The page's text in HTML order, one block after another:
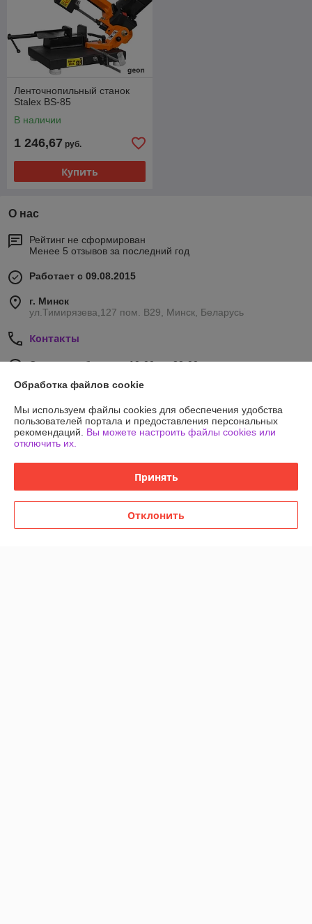
Ленточнопильный станок
Stalex BS-85
В наличии
1 246,67 руб.
Купить
О нас
Рейтинг не сформирован
Менее 5 отзывов за последний год
Работает с 09.08.2015
г. Минск
ул.Тимирязева,127 пом. В29, Минск, Беларусь
Контакты
Сегодня работает с 10:00 до 22:00
Отзывы о магазине
403 отзывов за всё время
Обработка файлов cookie
Мы используем файлы cookies для обеспечения удобства
пользователей портала и предоставления персональных
рекомендаций. Вы можете настроить файлы cookies или
отключить их.
Принять
Отклонить